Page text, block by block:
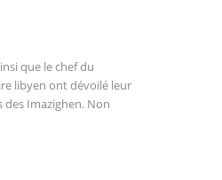
que le chef du
libyen ont dévoilé leur
des Imazighen. Non